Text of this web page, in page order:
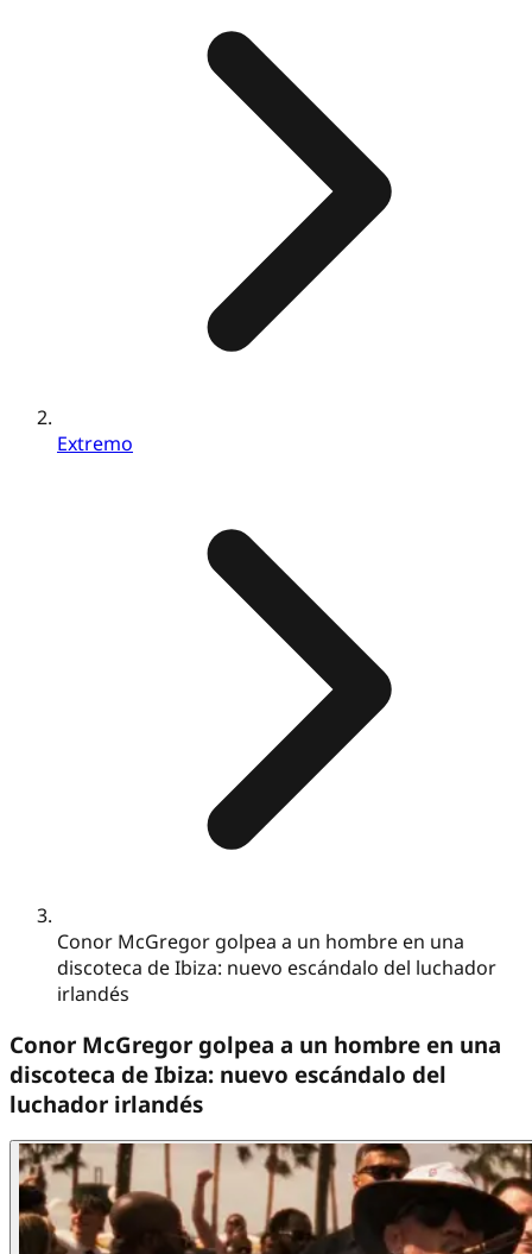
Extremo
Conor McGregor golpea a un hombre en una
discoteca de Ibiza: nuevo escándalo del luchador
irlandés
Conor McGregor golpea a un hombre en una
discoteca de Ibiza: nuevo escándalo del
luchador irlandés